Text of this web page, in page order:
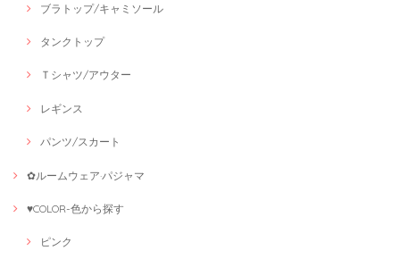
ブラトップ/キャミソール
タンクトップ
Ｔシャツ/アウター
レギンス
パンツ/スカート
✿ルームウェア·パジャマ
♥COLOR-色から探す
ピンク